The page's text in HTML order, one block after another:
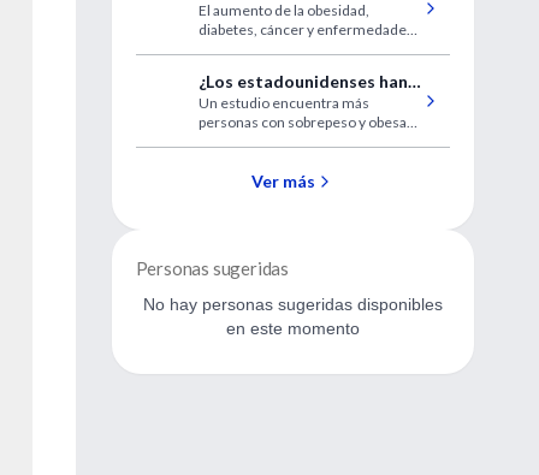
un "efecto engordadero"
El aumento de la obesidad,
diabetes, cáncer y enfermedades
elevada ingesta de productos
industriales y ultraprocesados,
aseguraron especialistas en
nutrición, que parafrasearon el
¿Los estadounidenses han
renunciado a perder peso?
Un estudio encuentra más
personas con sobrepeso y obesas
Ver más
Personas sugeridas
No hay personas sugeridas disponibles
en este momento